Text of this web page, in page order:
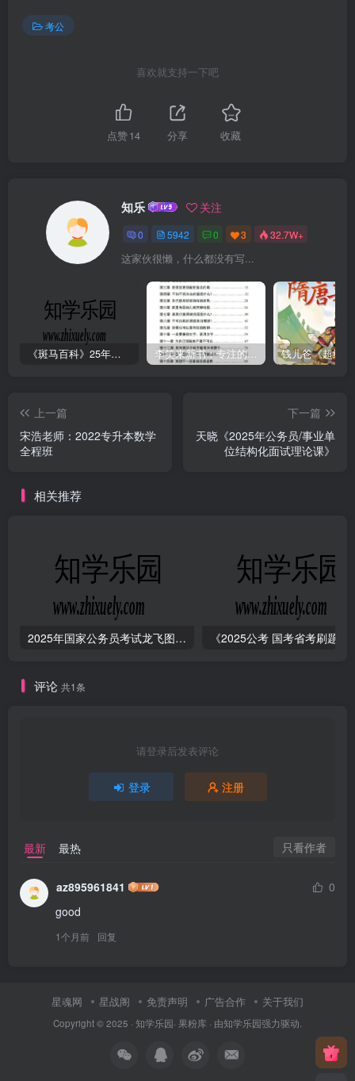
考公
喜欢就支持一下吧
点赞14 分享 收藏
知乐 关注
0 5942 0 3 32.7W+
这家伙很懒，什么都没有写...
《斑马百科》25年最新30科全套高清视频 李笑来新书：专注的真相 [PDF]
上一篇
宋浩老师：2022专升本数学
全程班
下一篇
天晓《2025年公务员/事业单
位结构化面试理论课》
相关推荐
2025年国家公务员考试龙飞图形推理刷题超长精讲班
评论 共1条
请登录后发表评论
登录 注册
最新 最热 只看作者
az895961841
0
good
1个月前 回复
星魂网 星战阁 免责声明 广告合作 关于我们
Copyright © 2025 · 知学乐园· 果粉库 · 由知学乐园强力驱动.